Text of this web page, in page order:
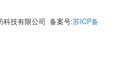
科技有限公司 备案号:苏ICP备